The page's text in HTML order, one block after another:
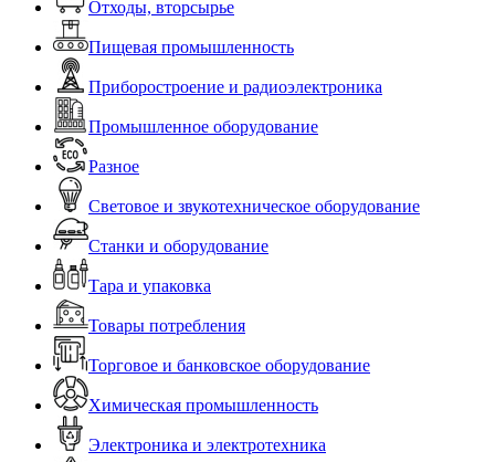
Отходы, вторсырье
Пищевая промышленность
Приборостроение и радиоэлектроника
Промышленное оборудование
Разное
Световое и звукотехническое оборудование
Станки и оборудование
Тара и упаковка
Товары потребления
Торговое и банковское оборудование
Химическая промышленность
Электроника и электротехника